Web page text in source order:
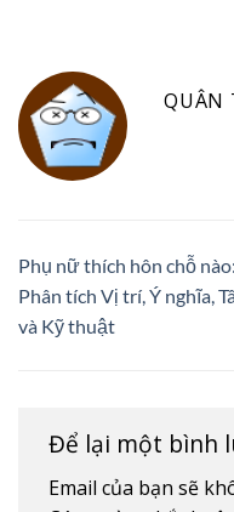
QUÂN
Phụ nữ thích hôn chỗ nào:
Phân tích Vị trí, Ý nghĩa,
và Kỹ thuật
Để lại một bình
Email của bạn sẽ